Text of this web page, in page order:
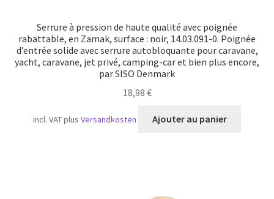
Serrure à pression de haute qualité avec poignée
rabattable, en Zamak, surface : noir, 14.03.091-0. Poignée
d’entrée solide avec serrure autobloquante pour caravane,
yacht, caravane, jet privé, camping-car et bien plus encore,
par SISO Denmark
18,98 €
incl. VATplusVersandkosten Ajouter au panier